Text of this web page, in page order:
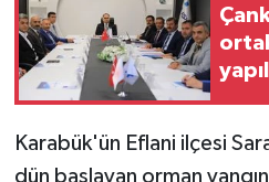
Karabük'ün Eflani ilçesi
dün başlayan orman